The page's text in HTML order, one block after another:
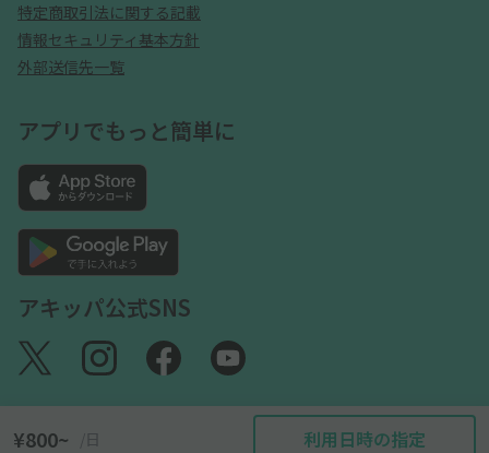
¥800~ /日 利用日時の指定
特定商取引法に関する記載
情報セキュリティ基本方針
外部送信先一覧
アプリでもっと簡単に
アキッパ公式SNS
©akippa Inc. All Rights Reserved.